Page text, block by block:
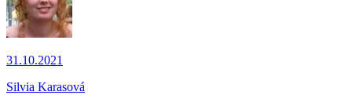
31.10.2021
Silvia Karasová